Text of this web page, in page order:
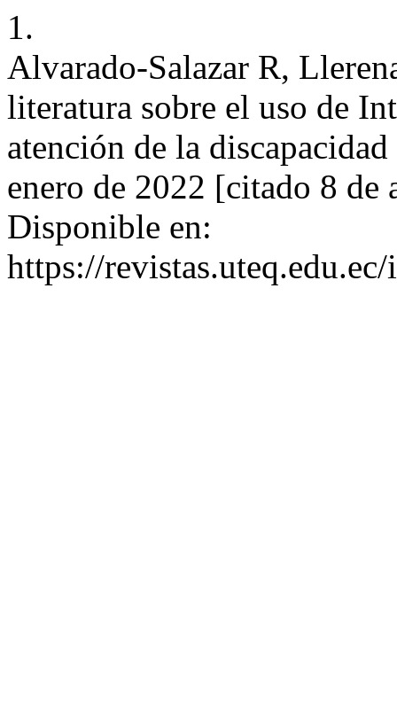
1.
Alvarado-Salazar R,
literatura sobre el uso de
atención de la
enero de 2022 [citado 8
Disponible en:
https://